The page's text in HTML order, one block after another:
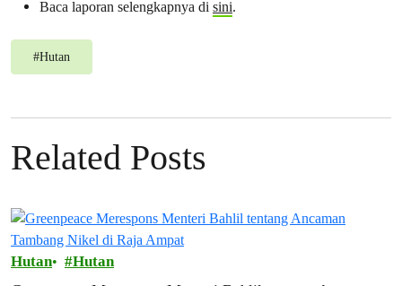
Baca laporan selengkapnya di sini.
#Hutan
Related Posts
Hutan Hutan